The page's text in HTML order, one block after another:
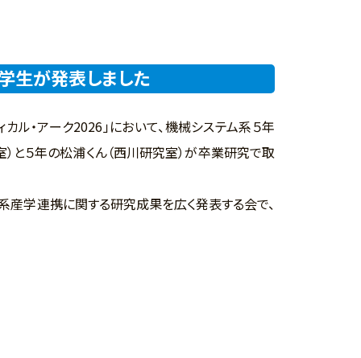
生が発表しました
ル・アーク2026」において、機械システム系５年
と５年の松浦くん（西川研究室）が卒業研究で取
学連携に関する研究成果を広く発表する会で、